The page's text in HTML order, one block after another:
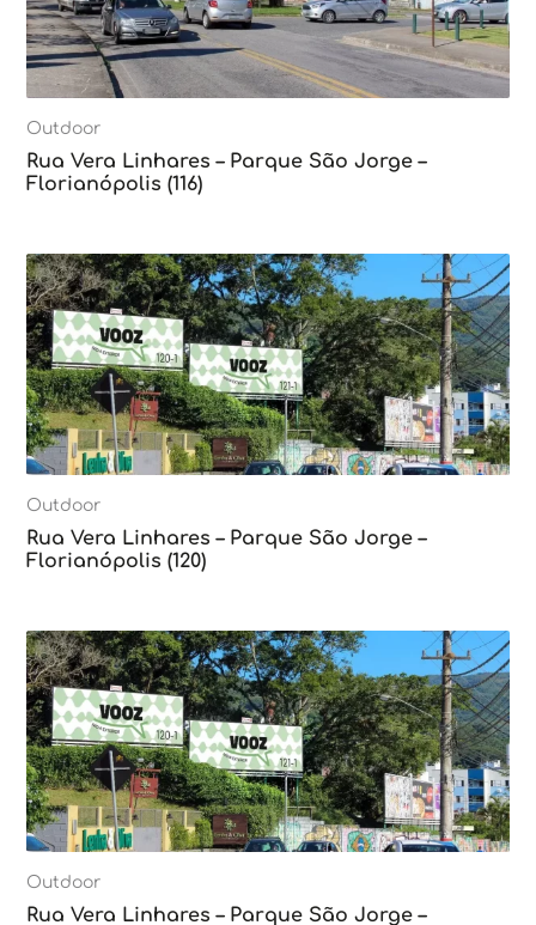
Outdoor
Rua Vera Linhares – Parque São Jorge –
Florianópolis (116)
Outdoor
Rua Vera Linhares – Parque São Jorge –
Florianópolis (120)
Outdoor
Rua Vera Linhares – Parque São Jorge –